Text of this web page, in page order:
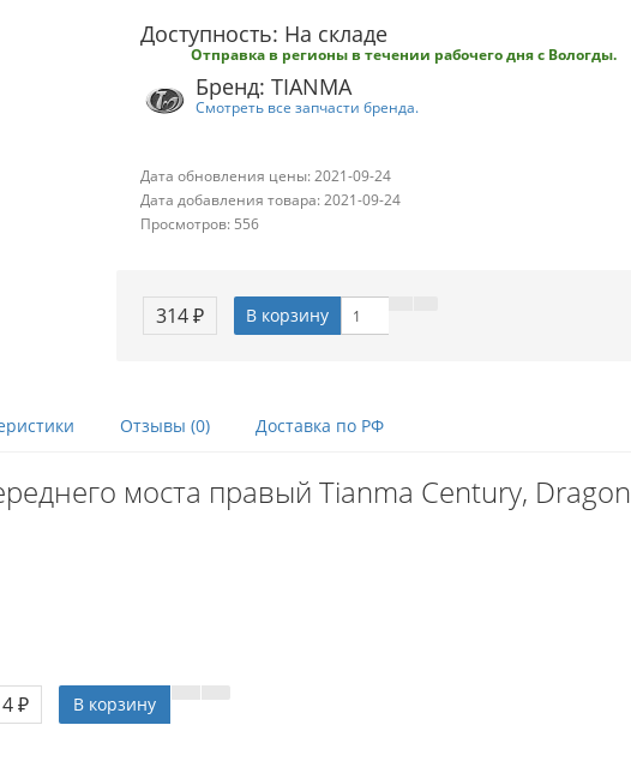
Доступность: На складе
Отправка в регионы в течении рабочего дня с Вологды.
Бренд: TIANMA
Смотреть все запчасти бренда.
Дата обновления цены: 2021-09-24
Дата добавления товара: 2021-09-24
Просмотров: 556
314 ₽ В корзину
Отзывы (0) Доставка по РФ
моста правый Tianma Century, Dragon
₽
В корзину